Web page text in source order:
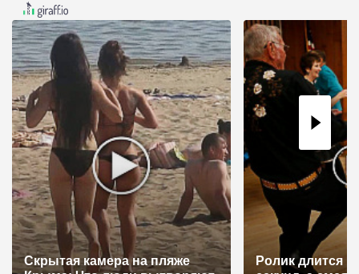
а
ц
и
я
п
о
з
а
п
иСкрытая камера на пляже
Ролик длится